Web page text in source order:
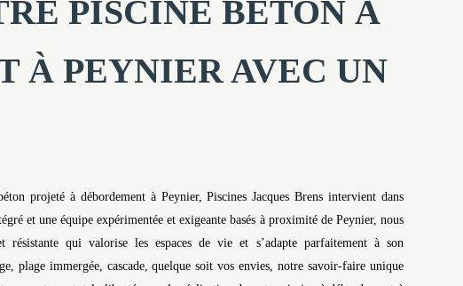
PISCINE BÉTON À
À PEYNIER AVEC UN
projeté à débordement à Peynier, Piscines Jacques Brens intervient dans
et une équipe expérimentée et exigeante basés à proximité de Peynier, nous
résistante qui valorise les espaces de vie et s’adapte parfaitement à son
plage immergée, cascade, quelque soit vos envies, notre savoir-faire unique